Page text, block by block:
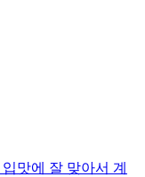
맛에 잘 맞아서 계